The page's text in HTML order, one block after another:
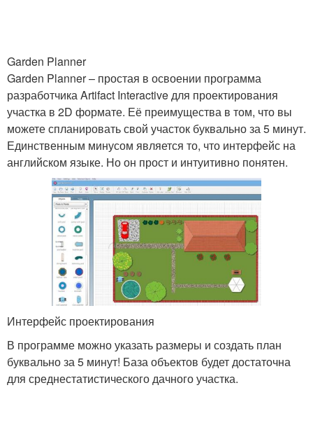
Garden Planner
Garden Planner – простая в освоении программа
разработчика Artifact Interactive для проектирования
участка в 2D формате. Её преимущества в том, что вы
можете спланировать свой участок буквально за 5 минут.
Единственным минусом является то, что интерфейс на
английском языке. Но он прост и интуитивно понятен.
Интерфейс проектирования
В программе можно указать размеры и создать план
буквально за 5 минут! База объектов будет достаточна
для среднестатистического дачного участка.